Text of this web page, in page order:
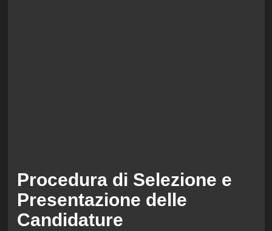
Procedura di Selezione e
Presentazione delle
Candidature